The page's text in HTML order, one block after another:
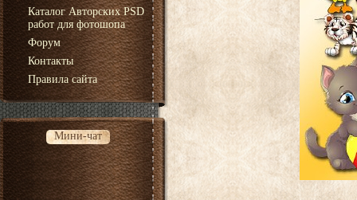
Каталог Авторских PSD
работ для фотошопа
Форум
Контакты
Правила сайта
Мини-чат